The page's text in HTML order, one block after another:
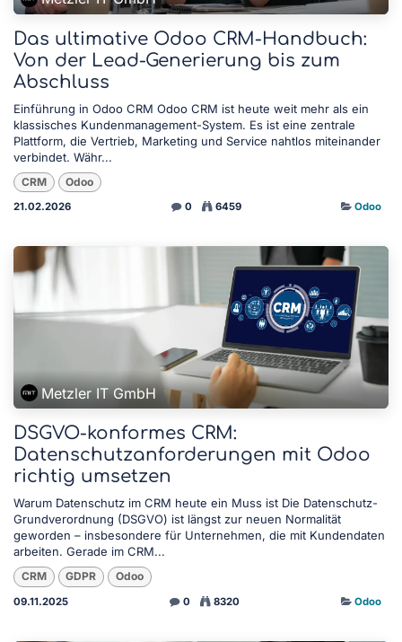
Das ultimative Odoo CRM-Handbuch:
Von der Lead-Generierung bis zum
Abschluss
Einführung in Odoo CRM Odoo CRM ist heute weit mehr als ein
klassisches Kundenmanagement-System. Es ist eine zentrale
Plattform, die Vertrieb, Marketing und Service nahtlos miteinander
verbindet. Währ...
CRM Odoo
21.02.2026 0 6459 Odoo
Metzler IT GmbH
DSGVO-konformes CRM:
Datenschutzanforderungen mit Odoo
richtig umsetzen
Warum Datenschutz im CRM heute ein Muss ist Die Datenschutz-
Grundverordnung (DSGVO) ist längst zur neuen Normalität
geworden – insbesondere für Unternehmen, die mit Kundendaten
arbeiten. Gerade im CRM...
CRM GDPR Odoo
09.11.2025 0 8320 Odoo